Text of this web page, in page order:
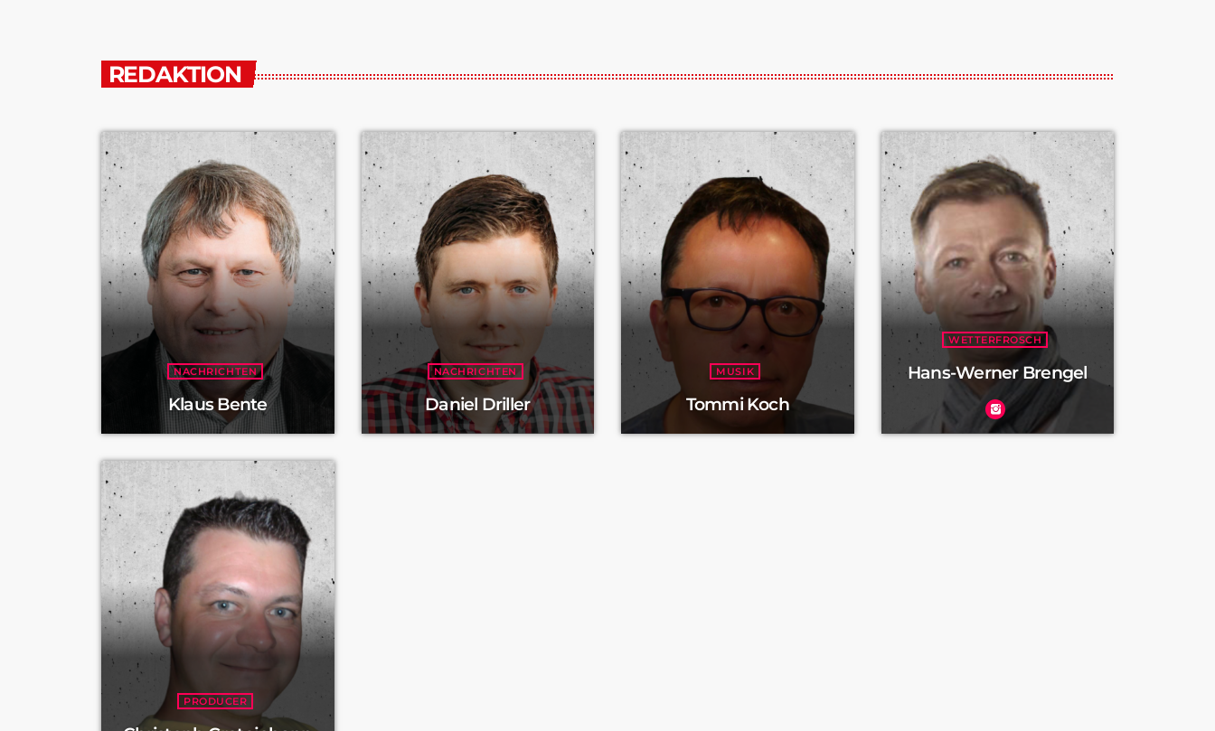
REDAKTION
NACHRICHTEN
Klaus Bente
NACHRICHTEN
Daniel Driller
MUSIK
Tommi Koch
WETTERFROSCH
Hans-Werner Brengel
PRODUCER